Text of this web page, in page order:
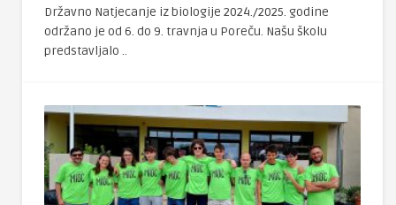
Državno Natjecanje iz biologije 2024./2025. godine
održano je od 6. do 9. travnja u Poreču. Našu školu
predstavljalo ..